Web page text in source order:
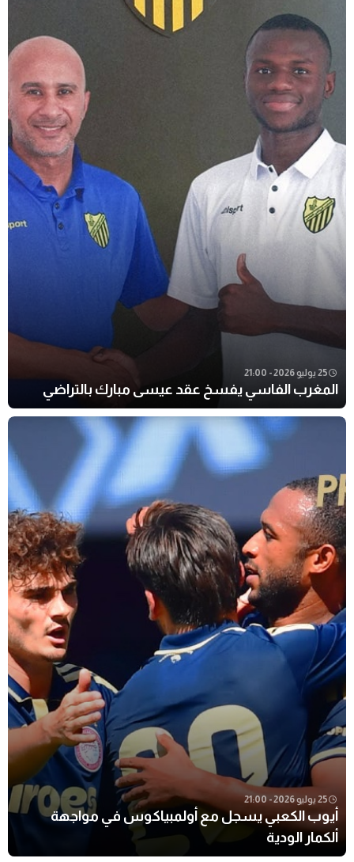
25 يوليو 2026 - 21:00
المغرب الفاسي يفسخ عقد عيسى مبارك بالتراضي
25 يوليو 2026 - 21:00
أيوب الكعبي يسجل مع أولمبياكوس في مواجهة
ألكمار الودية